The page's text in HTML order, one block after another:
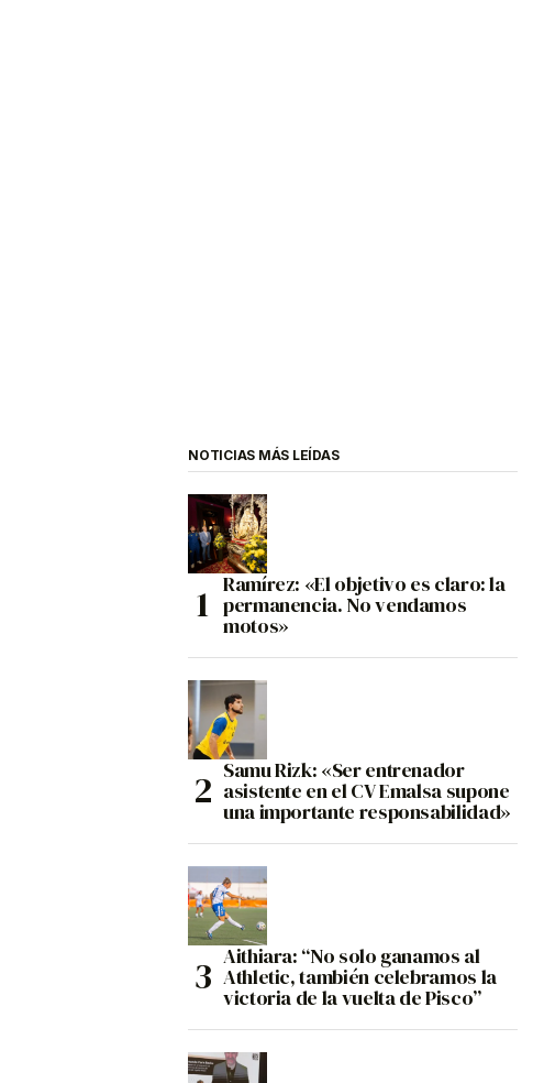
NOTICIAS MÁS LEÍDAS
Ramírez: «El objetivo es claro: la
permanencia. No vendamos
motos»
Samu Rizk: «Ser entrenador
asistente en el CV Emalsa supone
una importante responsabilidad»
Aithiara: “No solo ganamos al
Athletic, también celebramos la
victoria de la vuelta de Pisco”